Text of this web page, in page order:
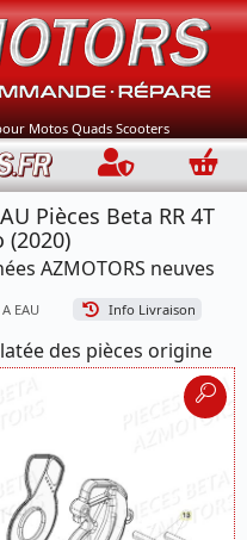
Motos Quads Scooters
Connection
Pièces Beta RR 4T
(2020)
AZMOTORS neuves
EAU Info Livraison
des pièces origine